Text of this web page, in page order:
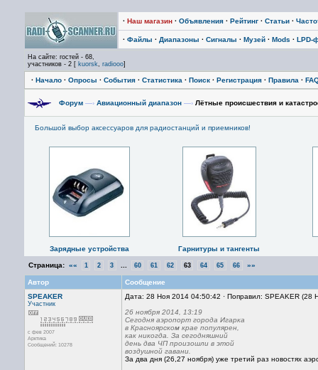
· Наш магазин · Объявления · Рейтинг · Статьи ·
· Файлы · Диапазоны · Сигналы · Музей · Mods · LPD-
На сайте: гостей - 68,
участников - 2 [ kuorsk, radiooo]
· Начало · Опросы · События · Статистика · Поиск · Регистрация · Правила ·
Форум —› Авиационный диапазон —› Лётные происшествия и
Большой выбор аксессуаров для радиостанций и приемников!
Зарядные устройства Гарнитуры и тангенты
Страница: «« 1 2 3 60 61 62 63 64 65 66 »»
Автор
Сообщение
SPEAKER
Участник
с фев 2007
Арктика
Сообщений: 10278
Дата: 28 Ноя 2014 04:50:42 · Поправил: SPEAKER (28
26 ноября 2014, 13:19
Сегодня аэропорт города Игарка
в Красноярском крае популярен,
как никогда. За сегодняшний
день два ЧП произошли в этой
воздушной гавани.
За два дня (26,27 ноября) уже третий раз новостях